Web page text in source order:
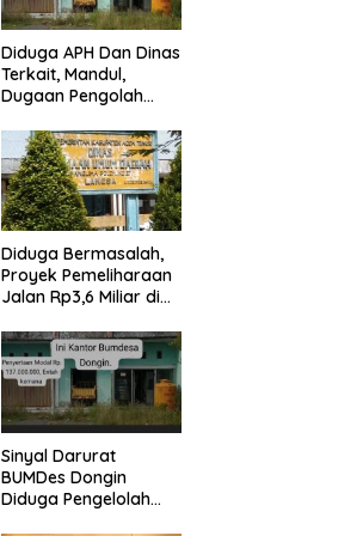
Diduga APH Dan Dinas
Terkait, Mandul,
Dugaan Pengolah
Langgar Aturan,
Abaikan Program
Pemerintah.
Diduga Bermasalah,
Proyek Pemeliharaan
Jalan Rp3,6 Miliar di
Publik
Sinyal Darurat
BUMDes Dongin
Diduga Pengelolah